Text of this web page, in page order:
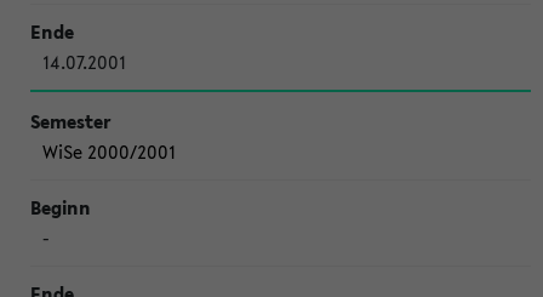
14.07.2001
WiSe 2000/2001
-